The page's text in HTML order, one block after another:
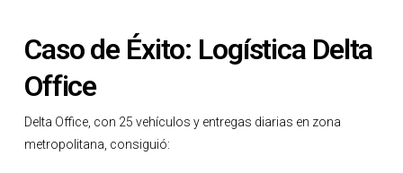
Caso de Éxito: Logística Delta
Office
Delta Office, con 25 vehículos y entregas diarias en zona
metropolitana, consiguió: